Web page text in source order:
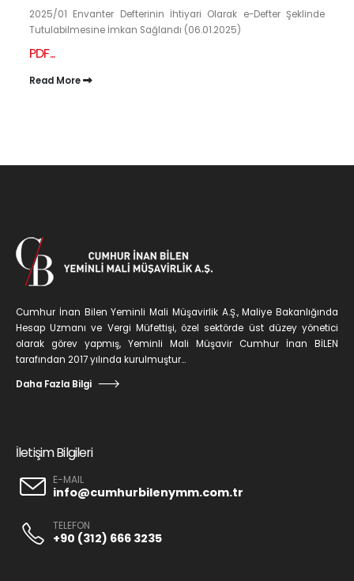
2025/01 Envanter Defterinin İhtiyari Olarak e-Defter Şeklinde
Tutulabilmesine İmkan Sağlandı (06.01.2025)
PDF...
Read More
Cumhur İnan Bilen Yeminli Mali Müşavirlik A.Ş., Maliye Bakanlığında
Hesap Uzmanı ve Vergi Müfettişi, özel sektörde üst düzey yönetici
olarak görev yapmış, Yeminli Mali Müşavir Cumhur İnan BİLEN
tarafından 2017 yılında kurulmuştur...
Daha Fazla Bilgi
İletişim Bilgileri
E-MAIL
info@cumhurbilenymm.com.tr
TELEFON
+90 (312) 666 3235